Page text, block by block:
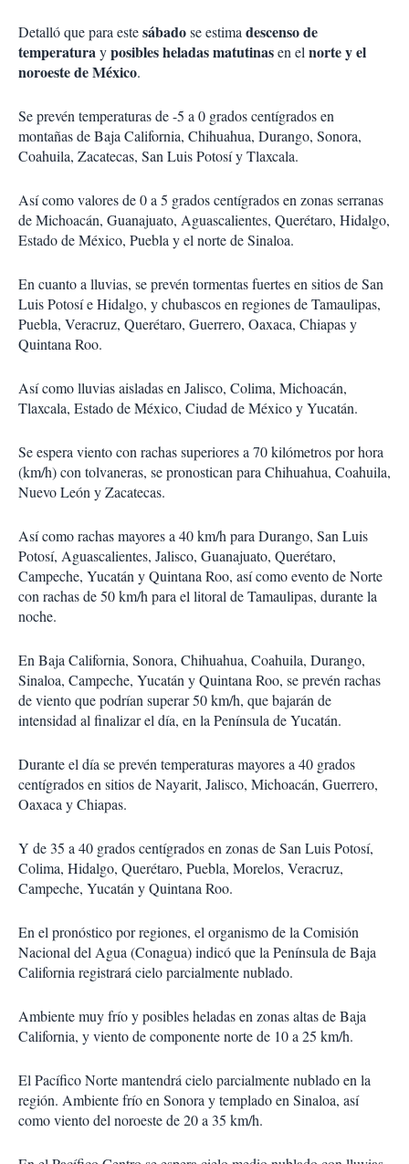
Detalló que para estesábadose estimadescenso de
temperaturayposibles heladas matutinasen elnorte y el
noroeste de México.
Se prevén temperaturas de -5 a 0 grados centígrados en
montañas de Baja California, Chihuahua, Durango, Sonora,
Coahuila, Zacatecas, San Luis Potosí y Tlaxcala.
Así como valores de 0 a 5 grados centígrados en zonas serranas
de Michoacán, Guanajuato, Aguascalientes, Querétaro, Hidalgo,
Estado de México, Puebla y el norte de Sinaloa.
En cuanto a lluvias, se prevén tormentas fuertes en sitios de San
Luis Potosí e Hidalgo, y chubascos en regiones de Tamaulipas,
Puebla, Veracruz, Querétaro, Guerrero, Oaxaca, Chiapas y
Quintana Roo.
Así como lluvias aisladas en Jalisco, Colima, Michoacán,
Tlaxcala, Estado de México, Ciudad de México y Yucatán.
Se espera viento con rachas superiores a 70 kilómetros por hora
(km/h) con tolvaneras, se pronostican para Chihuahua, Coahuila,
Nuevo León y Zacatecas.
Así como rachas mayores a 40 km/h para Durango, San Luis
Potosí, Aguascalientes, Jalisco, Guanajuato, Querétaro,
Campeche, Yucatán y Quintana Roo, así como evento de Norte
con rachas de 50 km/h para el litoral de Tamaulipas, durante la
noche.
En Baja California, Sonora, Chihuahua, Coahuila, Durango,
Sinaloa, Campeche, Yucatán y Quintana Roo, se prevén rachas
de viento que podrían superar 50 km/h, que bajarán de
intensidad al finalizar el día, en la Península de Yucatán.
Durante el día se prevén temperaturas mayores a 40 grados
centígrados en sitios de Nayarit, Jalisco, Michoacán, Guerrero,
Oaxaca y Chiapas.
Y de 35 a 40 grados centígrados en zonas de San Luis Potosí,
Colima, Hidalgo, Querétaro, Puebla, Morelos, Veracruz,
Campeche, Yucatán y Quintana Roo.
En el pronóstico por regiones, el organismo de la Comisión
Nacional del Agua (Conagua) indicó que la Península de Baja
California registrará cielo parcialmente nublado.
Ambiente muy frío y posibles heladas en zonas altas de Baja
California, y viento de componente norte de 10 a 25 km/h.
El Pacífico Norte mantendrá cielo parcialmente nublado en la
región. Ambiente frío en Sonora y templado en Sinaloa, así
como viento del noroeste de 20 a 35 km/h.